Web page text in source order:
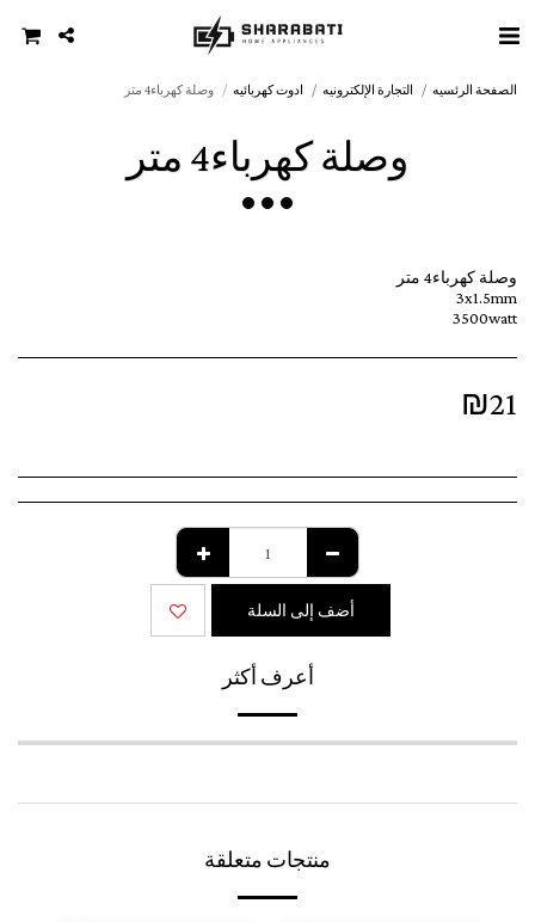
الصفحة الرئسيه التجارة الإلكترونيه ادوت كهربائيه وصلة كهرباء4 متر
وصلة كهرباء4 متر
3500watt
₪21
أضف إلى السلة
أعرف أكثر
منتجات متعلقة